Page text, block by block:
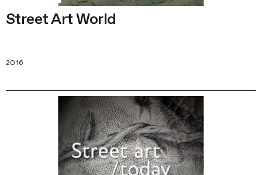
Street Art World
2016